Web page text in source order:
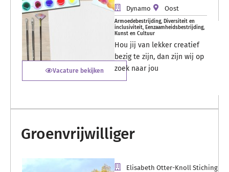
Vacature bekijken
Dynamo Oost
Armoedebestrijding, Diversiteit en
inclusiviteit, Eenzaamheidsbestrijding,
Kunst en Cultuur
Hou jij van lekker creatief
bezig te zijn, dan zijn wij op
zoek naar jou
Groenvrijwilliger
Elisabeth Otter-Knoll Stiching